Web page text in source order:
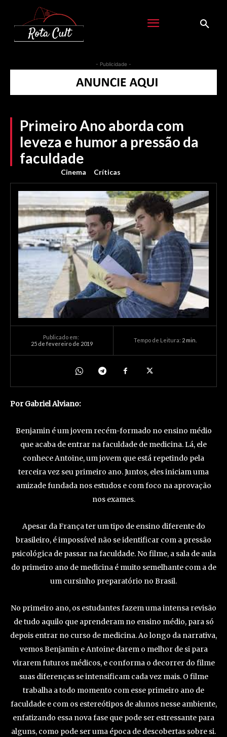
- Publicidade -
Primeiro Ano aborda com
leveza e humor a pressão da
faculdade
Cinema Críticas
Publicado em:
25 de fevereiro de 2019
Tempo de Leitura: 2min.
Por Gabriel Alviano:
Benjamin é um jovem recém-formado no ensino médio
que acaba de entrar na faculdade de medicina. Lá, ele
conhece Antoine, um jovem que está repetindo pela
terceira vez seu primeiro ano. Juntos, eles iniciam uma
amizade fundada nos estudos e com foco na aprovação
nos exames.
Apesar da França ter um tipo de ensino diferente do
brasileiro, é impossível não se identificar com a pressão
psicológica de passar na faculdade. No filme, a sala de aula
do primeiro ano de medicina é muito semelhante com a de
um cursinho preparatório no Brasil.
No primeiro ano, os estudantes fazem uma intensa revisão
de tudo aquilo que aprenderam no ensino médio, para só
depois entrar no curso de medicina. Ao longo da narrativa,
vemos Benjamin e Antoine darem o melhor de si para
virarem futuros médicos, e conforma o decorrer do filme
suas diferenças se intensificam cada vez mais. O filme
trabalha a todo momento com esse primeiro ano de
faculdade e com os estereótipos de alunos nesse ambiente,
enfatizando essa nova fase que pode ser estressante para
alguns, como pode ser uma época de descobertas sobre si.